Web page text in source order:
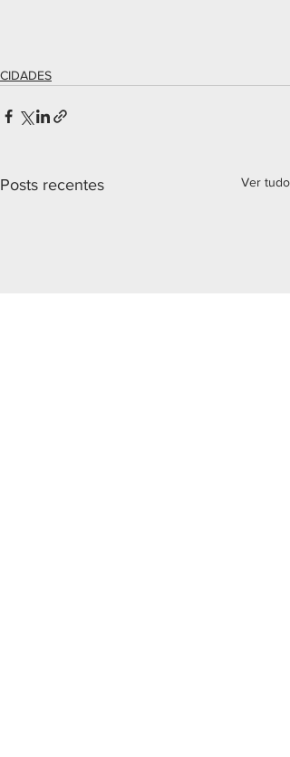
CIDADES
Posts recentes Ver tudo